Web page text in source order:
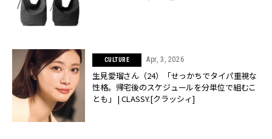
CULTURE Apr, 3, 2026
生見愛瑠さん（24）「せっかちでタイパ重視な
性格。帰宅後のスケジュールを分単位で組むこ
とも」 | CLASSY.[クラッシィ]